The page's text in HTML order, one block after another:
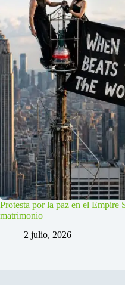
Protesta por la paz en el Empire
matrimonio
2 julio, 2026